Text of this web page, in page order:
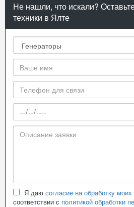
Не нашли, что искали?
техники в Ялте
Я даю согласие на обработку
соответствии с политикой обработки